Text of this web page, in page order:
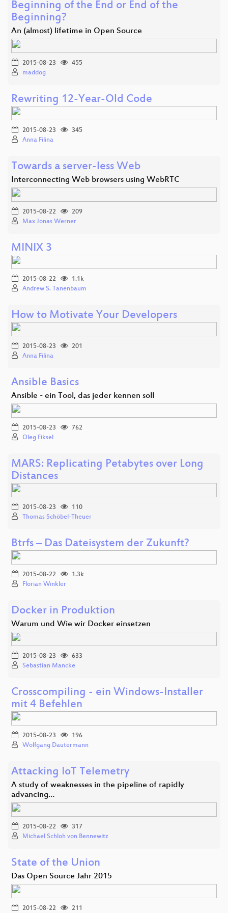
Beginning of the End or End of the
Beginning?
An (almost) lifetime in Open Source
2015-08-23
455
maddog
Rewriting 12-Year-Old Code
2015-08-23
345
Anna Filina
Towards a server-less Web
Interconnecting Web browsers using WebRTC
2015-08-22
209
Max Jonas Werner
MINIX 3
2015-08-22
1.1k
Andrew S. Tanenbaum
How to Motivate Your Developers
2015-08-23
201
Anna Filina
Ansible Basics
Ansible - ein Tool, das jeder kennen soll
2015-08-23
762
Oleg Fiksel
MARS: Replicating Petabytes over Long
Distances
2015-08-23
110
Thomas Schöbel-Theuer
Btrfs – Das Dateisystem der Zukunft?
2015-08-22
1.3k
Florian Winkler
Docker in Produktion
Warum und Wie wir Docker einsetzen
2015-08-23
633
Sebastian Mancke
Crosscompiling - ein Windows-Installer
mit 4 Befehlen
2015-08-23
196
Wolfgang Dautermann
Attacking IoT Telemetry
A study of weaknesses in the pipeline of rapidly
advancing…
2015-08-22
317
Michael Schloh von Bennewitz
State of the Union
Das Open Source Jahr 2015
2015-08-22 211